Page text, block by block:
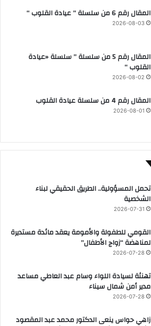
المقال رقم 6 من سلسلة ” عيادة القلوب “
2026-08-03
المقال رقم 5 من سلسلة ” سلسلة «عيادة
القلوب “
2026-08-02
المقال رقم 4 من سلسلة عيادة القلوب
2026-08-01
تحمل المسؤولية.. الطريق الحقيقي لبناء
الشخصية
2026-07-31
القومي للطفولة والأمومة يعقد مائدة مستديرة
لمناهضة “زواج الأطفال”
2026-07-28
تهنئة لسيادة اللواء وسام عبد العاطي مساعد
مدير أمن شمال سيناء
2026-07-28
زاهي حواس ينعى الدكتور محمد عبد المقصود